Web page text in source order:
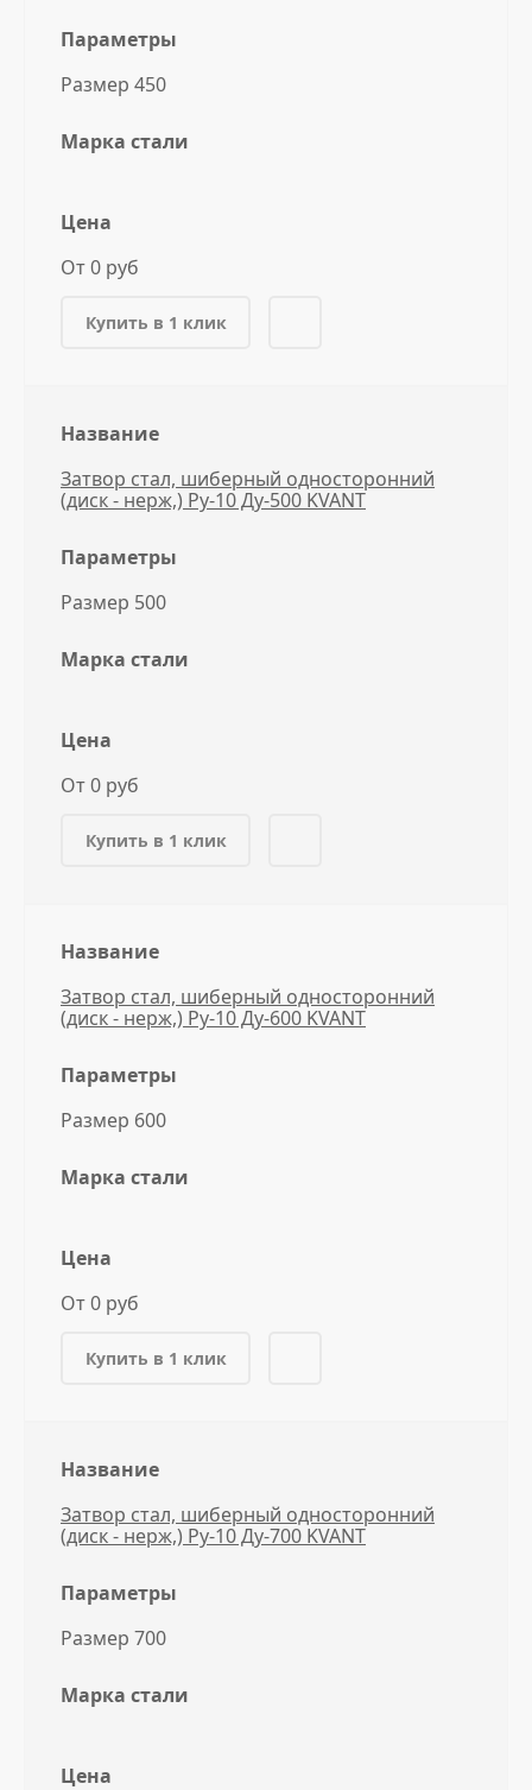
Параметры
Размер 450
Марка стали
Цена
От 0 руб
Купить в 1 клик
Название
Затвор стал, шиберный односторонний
(диск - нерж,) Ру-10 Ду-500 KVANT
Параметры
Размер 500
Марка стали
Цена
От 0 руб
Купить в 1 клик
Название
Затвор стал, шиберный односторонний
(диск - нерж,) Ру-10 Ду-600 KVANT
Параметры
Размер 600
Марка стали
Цена
От 0 руб
Купить в 1 клик
Название
Затвор стал, шиберный односторонний
(диск - нерж,) Ру-10 Ду-700 KVANT
Параметры
Размер 700
Марка стали
Цена